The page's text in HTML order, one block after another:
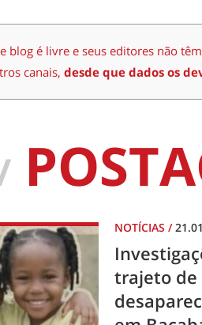
blog é livre e seus editores não
canais, desde que dados os
NOTÍCIAS /
trajeto de